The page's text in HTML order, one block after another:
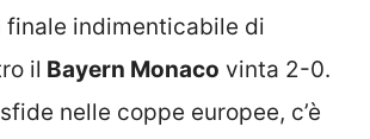
finale indimenticabile di
il Bayern Monaco vinta 2-0.
nelle coppe europee, c’è